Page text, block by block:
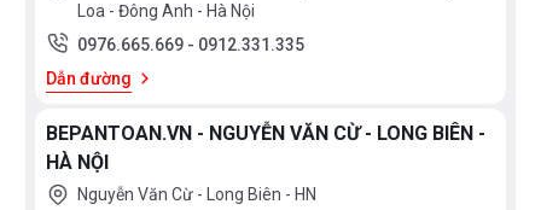
Loa - Đông Anh - Hà Nội
0976.665.669 - 0912.331.335
Dẫn đường
BEPANTOAN.VN - NGUYỄN VĂN CỪ - LONG BIÊN -
HÀ NỘI
Nguyễn Văn Cừ - Long Biên - HN